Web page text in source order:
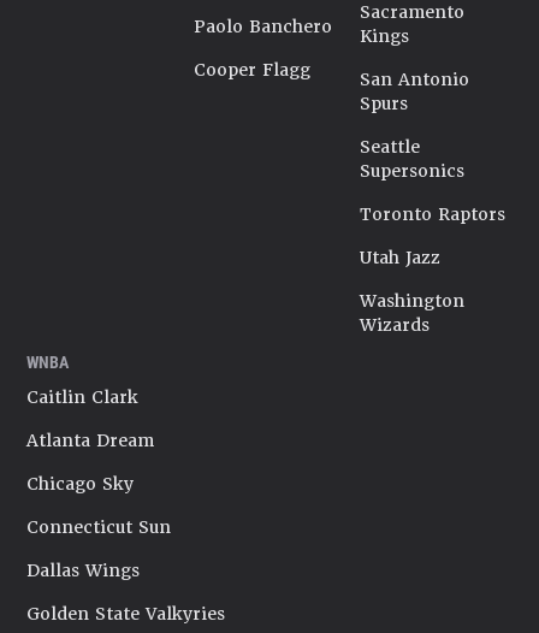
Paolo Banchero
Cooper Flagg
Sacramento
Kings
San Antonio
Spurs
Seattle
Supersonics
Toronto Raptors
Utah Jazz
Washington
Wizards
WNBA
Caitlin Clark
Atlanta Dream
Chicago Sky
Connecticut Sun
Dallas Wings
Golden State Valkyries